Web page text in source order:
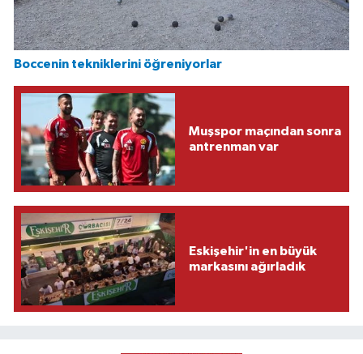
Boccenin tekniklerini öğreniyorlar
Muşspor maçından sonra
antrenman var
Eskişehir'in en büyük
markasını ağırladık